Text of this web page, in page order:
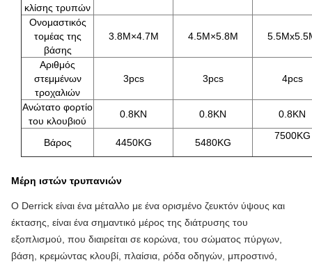
κλίσης τρυπών
Ονομαστικός
τομέας της
βάσης
3.8M×4.7M 4.5M×5.8M
Αριθμός
στεμμένων
τροχαλιών
3pcs 3pcs 4pcs
Ανώτατο φορτίο
του κλουβιού
0.8KN 0.8KN 0.8KN
Βάρος 4450KG 5480KG
7500KG
Μέρη ιστών τρυπανιών
Ο Derrick είναι ένα μέταλλο με ένα ορισμένο ζευκτόν ύψους και
έκτασης, είναι ένα σημαντικό μέρος της διάτρυσης του
εξοπλισμού, που διαιρείται σε κορώνα, του σώματος πύργων,
βάση, κρεμώντας κλουβί, πλαίσια, ρόδα οδηγών, μπροστινό,